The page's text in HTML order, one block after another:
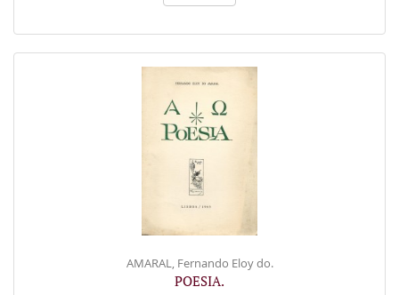
AMARAL, Fernando Eloy do.
POESIA.